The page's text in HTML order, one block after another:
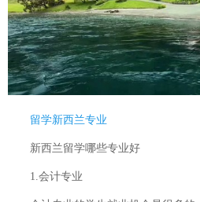
留学新西兰专业
新西兰留学哪些专业好
1.会计专业